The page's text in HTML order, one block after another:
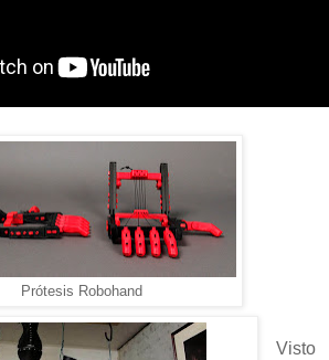
Prótesis Robohand
Visto